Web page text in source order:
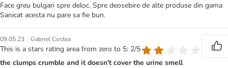
Face greu bulgari spre deloc. Spre deosebire de alte produse din gama
Sanicat acesta nu pare sa fie bun.
09.05.23 | Gabriel Costea
This is a stars rating area from zero to 5: 2/5
the clumps crumble and it doesn't cover the urine smell